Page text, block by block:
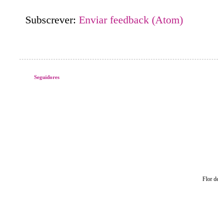
Subscrever: Enviar feedback (Atom)
Seguidores
Flor